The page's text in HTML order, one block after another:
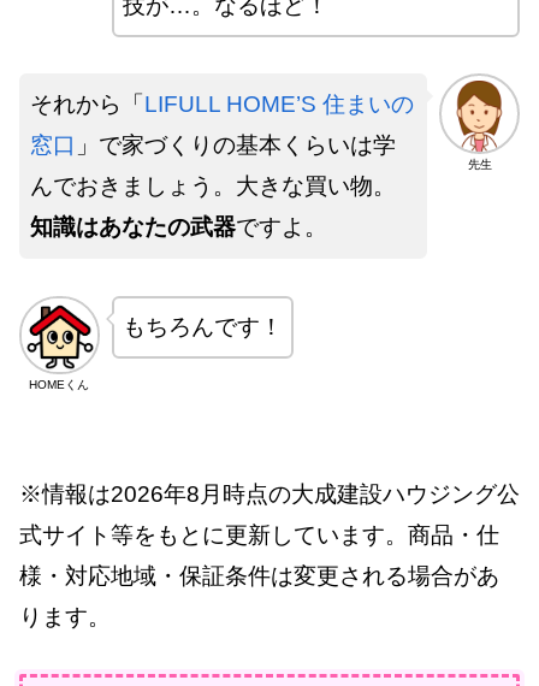
技が…。なるほど！
先生
それから「 LIFULL HOME’S 住まいの
窓口 」で家づくりの基本くらいは学
んでおきましょう。大きな買い物。
知識はあなたの武器ですよ。
HOMEくん
もちろんです！
※情報は2026年8月時点の大成建設ハウジング公
式サイト等をもとに更新しています。商品・仕
様・対応地域・保証条件は変更される場合があ
ります。